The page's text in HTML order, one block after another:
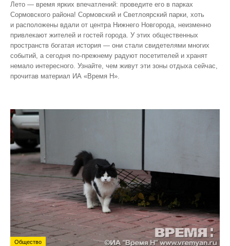
Лето — время ярких впечатлений: проведите его в парках
Сормовского района! Сормовский и Светлоярский парки, хоть
и расположены вдали от центра Нижнего Новгорода, неизменно
привлекают жителей и гостей города. У этих общественных
пространств богатая история — они стали свидетелями многих
событий, а сегодня по‑прежнему радуют посетителей и хранят
немало интересного. Узнайте, чем живут эти зоны отдыха сейчас,
прочитав материал ИА «Время Н».
Общество